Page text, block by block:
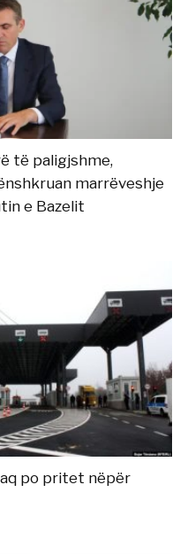
të paligjshme,
marrëveshje
e Bazelit
po pritet nëpër